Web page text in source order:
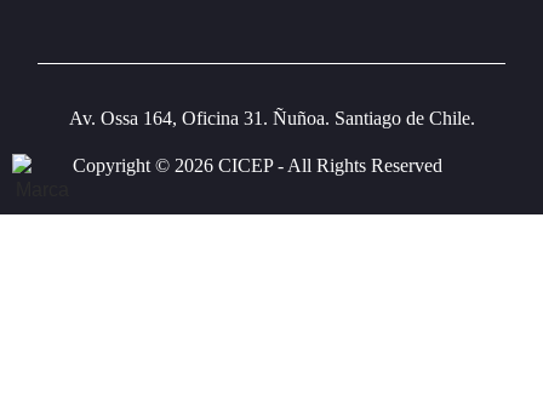
Av. Ossa 164, Oficina 31. Ñuñoa. Santiago de Chile.
Copyright © 2026 CICEP - All Rights Reserved